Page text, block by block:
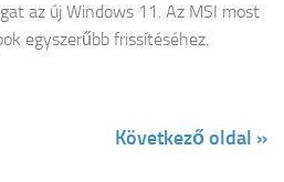
az új Windows 11. Az MSI most
egyszerűbb frissítéséhez.
Következő oldal »